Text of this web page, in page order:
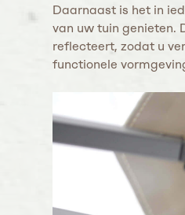
Daarnaast is het in
van uw tuin genieten.
reflecteert, zodat u
functionele